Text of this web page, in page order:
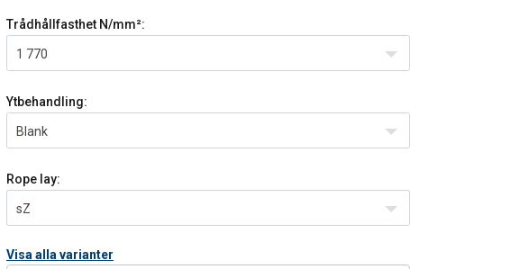
Trådhållfasthet N/mm²:
1 770
Ytbehandling:
Blank
Rope lay:
sZ
Visa alla varianter